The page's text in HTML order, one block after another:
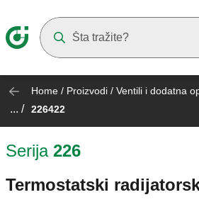
Home / Proizvodi / Ventili i dodatna
... / 226422
Serija 226
Termostatski